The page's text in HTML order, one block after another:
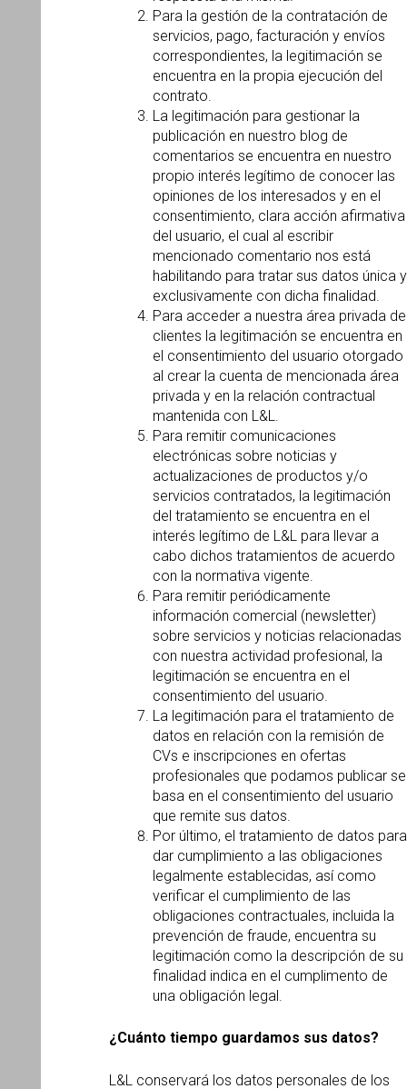
Para la gestión de la contratación de
servicios, pago, facturación y envíos
correspondientes, la legitimación se
encuentra en la propia ejecución del
contrato.
La legitimación para gestionar la
publicación en nuestro blog de
comentarios se encuentra en nuestro
propio interés legítimo de conocer las
opiniones de los interesados y en el
consentimiento, clara acción afirmativa
del usuario, el cual al escribir
mencionado comentario nos está
habilitando para tratar sus datos única y
exclusivamente con dicha finalidad.
Para acceder a nuestra área privada de
clientes la legitimación se encuentra en
el consentimiento del usuario otorgado
al crear la cuenta de mencionada área
privada y en la relación contractual
mantenida con L&L.
Para remitir comunicaciones
electrónicas sobre noticias y
actualizaciones de productos y/o
servicios contratados, la legitimación
del tratamiento se encuentra en el
interés legítimo de L&L para llevar a
cabo dichos tratamientos de acuerdo
con la normativa vigente.
Para remitir periódicamente
información comercial (newsletter)
sobre servicios y noticias relacionadas
con nuestra actividad profesional, la
legitimación se encuentra en el
consentimiento del usuario.
La legitimación para el tratamiento de
datos en relación con la remisión de
CVs e inscripciones en ofertas
profesionales que podamos publicar se
basa en el consentimiento del usuario
que remite sus datos.
Por último, el tratamiento de datos para
dar cumplimiento a las obligaciones
legalmente establecidas, así como
verificar el cumplimiento de las
obligaciones contractuales, incluida la
prevención de fraude, encuentra su
legitimación como la descripción de su
finalidad indica en el cumplimento de
una obligación legal.
¿Cuánto tiempo guardamos sus datos?
L&L conservará los datos personales de los